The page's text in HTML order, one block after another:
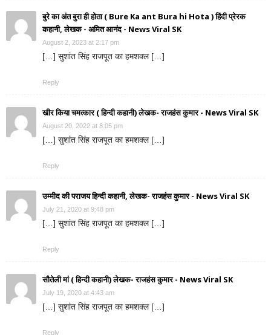
बुरे का अंत बुरा ही होता ( Bure Ka ant Bura hi Hota ) हिंदी प्रेरक
कहानी, लेखक - अमित आनंद - News Viral SK
August 2, 2023 at 2:17 pm
[…] सुशांत सिंह राजपूत का हमशक्ल […]
Reply
खीर किया चमत्कार ( हिन्दी कहानी) लेखक- राजहंस कुमार - News Viral SK
August 20, 2022 at 8:05 pm
[…] सुशांत सिंह राजपूत का हमशक्ल […]
Reply
उम्मीद की पराजय हिन्दी कहानी, लेखक- राजहंस कुमार - News Viral SK
July 21, 2020 at 9:48 pm
[…] सुशांत सिंह राजपूत का हमशक्ल […]
Reply
सौतेली मां ( हिन्दी कहानी) लेखक- राजहंस कुमार - News Viral SK
July 19, 2020 at 4:43 am
[…] सुशांत सिंह राजपूत का हमशक्ल […]
Reply